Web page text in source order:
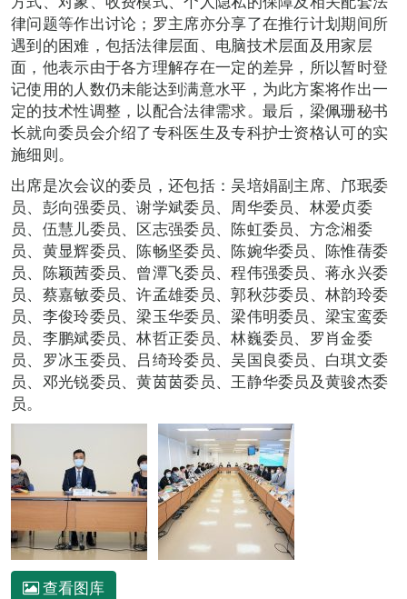
律问题等作出讨论；罗主席亦分享了在推行计划期间所
遇到的困难，包括法律层面、电脑技术层面及用家层
面，他表示由于各方理解存在一定的差异，所以暂时登
记使用的人数仍未能达到满意水平，为此方案将作出一
定的技术性调整，以配合法律需求。最后，梁佩珊秘书
长就向委员会介绍了专科医生及专科护士资格认可的实
施细则。
出席是次会议的委员，还包括：吴培娟副主席、邝珉委
员、彭向强委员、谢学斌委员、周华委员、林爱贞委
员、伍慧儿委员、区志强委员、陈虹委员、方念湘委
员、黄显辉委员、陈畅坚委员、陈婉华委员、陈惟蒨委
员、陈颖茜委员、曾潭飞委员、程伟强委员、蒋永兴委
员、蔡嘉敏委员、许孟雄委员、郭秋莎委员、林韵玲委
员、李俊玲委员、梁玉华委员、梁伟明委员、梁宝鸾委
员、李鹏斌委员、林哲正委员、林巍委员、罗肖金委
员、罗冰玉委员、吕绮玲委员、吴国良委员、白琪文委
员、邓光锐委员、黄茵茵委员、王静华委员及黄骏杰委
员。
查看图库